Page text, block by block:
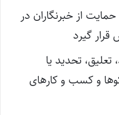
از خبرنگاران در
گیرد
تحدید یا
و کسب و کارهای